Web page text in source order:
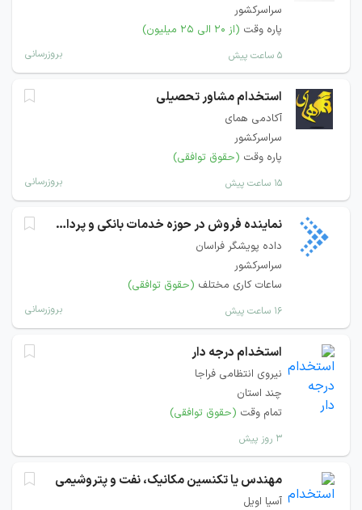
سراسرکشور
پاره وقت (از ۲۰ الی ۲۵ میلیون)
۵ ساعت پیش بروزرسانی
استخدام مشاور تحصیلی
آکادمی همای
سراسرکشور
پاره وقت (حقوق توافقی)
۱۵ ساعت پیش بروزرسانی
نماینده فروش در حوزه خدمات بانکی و پرداخت
داده پویشگر فراسان
سراسرکشور
ساعات کاری مختلف (حقوق توافقی)
۱۶ ساعت پیش بروزرسانی
استخدام درجه دار
نیروی انتظامی فراجا
چند استان
تمام وقت (حقوق توافقی)
۳ روز پیش
مهندس یا تکنسین مکانیک، نفت و پتروشیمی
آسیا اویل